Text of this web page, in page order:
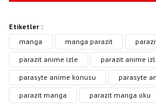
Etiketler :
manga
manga parazit
parazit anime izle
parazit anime
parasyte anime konusu
parasyte
parazit manga
parazit manga oku